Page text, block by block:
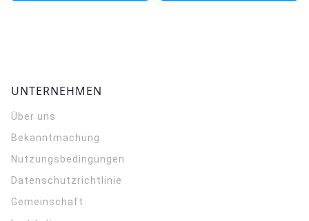
UNTERNEHMEN
Über uns
Bekanntmachung
Nutzungsbedingungen
Datenschutzrichtlinie
Gemeinschaft